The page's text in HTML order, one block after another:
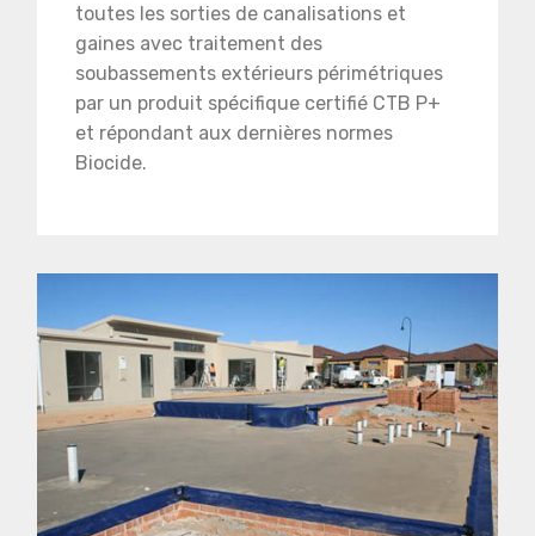
toutes les sorties de canalisations et
gaines avec traitement des
soubassements extérieurs périmétriques
par un produit spécifique certifié CTB P+
et répondant aux dernières normes
Biocide.